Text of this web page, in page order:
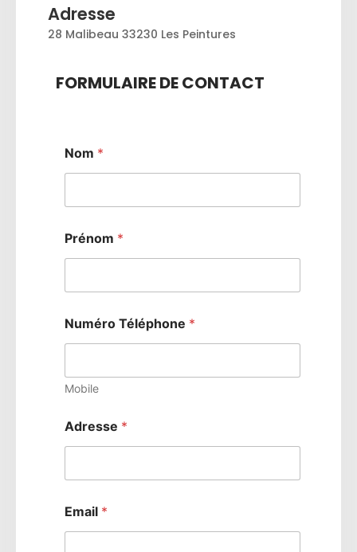
Adresse
28 Malibeau 33230 Les Peintures
FORMULAIRE DE CONTACT
Nom *
Prénom *
Numéro Téléphone *
Mobile
Adresse *
Email *